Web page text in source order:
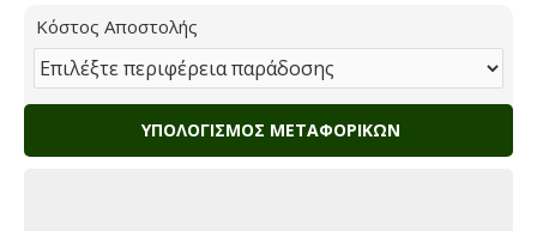
Κόστος Αποστολής
ΥΠΟΛΟΓΙΣΜΌΣ ΜΕΤΑΦΟΡΙΚΏΝ